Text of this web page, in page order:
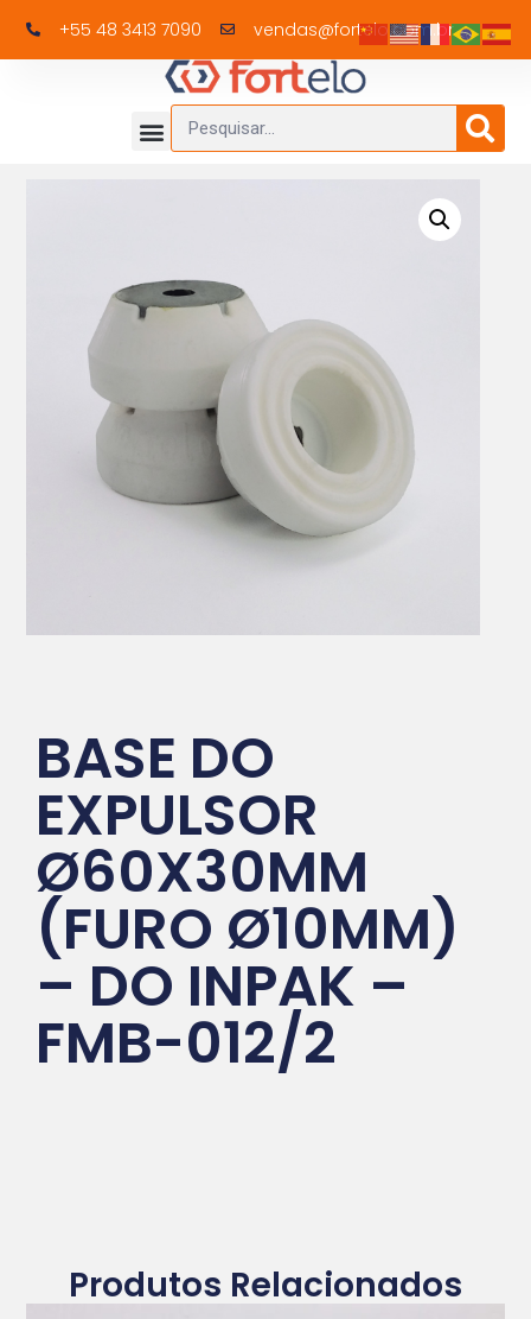
+55 48 3413 7090 vendas@fortelo.com.br
BASE DO
EXPULSOR
Ø60X30MM
(FURO Ø10MM)
– DO INPAK –
FMB-012/2
Produtos Relacionados